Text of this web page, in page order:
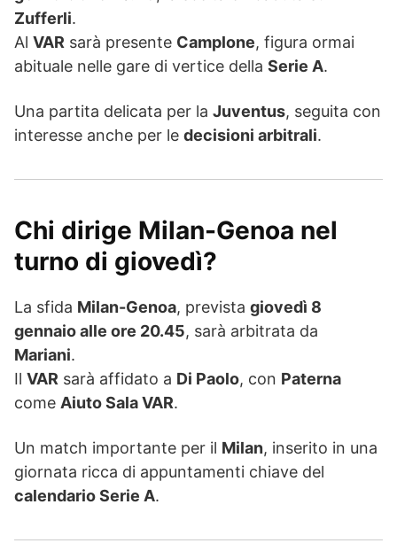
Zufferli.
Al VAR sarà presente Camplone, figura ormai
abituale nelle gare di vertice della Serie A.
Una partita delicata per la Juventus, seguita con
interesse anche per le decisioni arbitrali.
Chi dirige Milan-Genoa nel
turno di giovedì?
La sfida Milan-Genoa, prevista giovedì 8
gennaio alle ore 20.45, sarà arbitrata da
Mariani.
Il VAR sarà affidato a Di Paolo, con Paterna
come Aiuto Sala VAR.
Un match importante per il Milan, inserito in una
giornata ricca di appuntamenti chiave del
calendario Serie A.